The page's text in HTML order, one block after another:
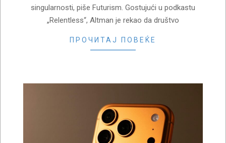
singularnosti, piše Futurism. Gostujući u podkastu
„Relentless“, Altman je rekao da društvo
ПРОЧИТАЈ ПОВЕЌЕ